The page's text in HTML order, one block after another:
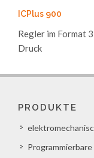
ICPlus 900
Regler im Format
Druck
PRODUKTE